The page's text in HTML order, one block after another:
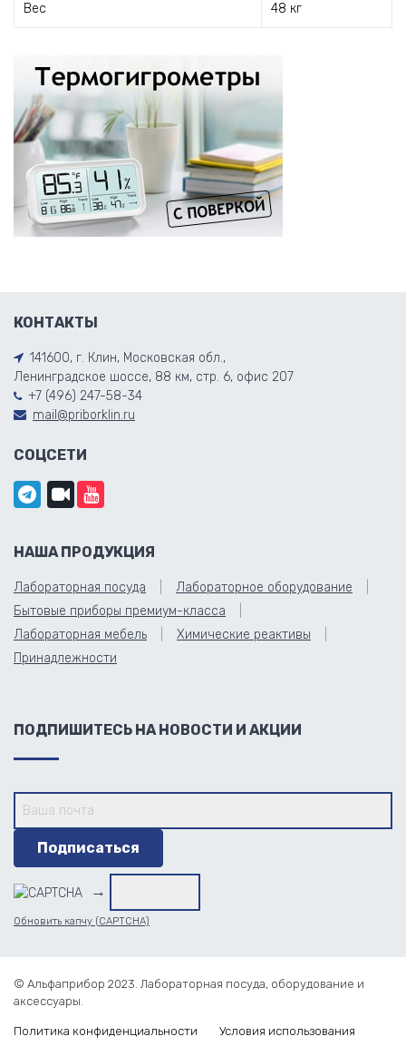
Вес 48 кг
КОНТАКТЫ
141600, г. Клин, Московская обл.,
Ленинградское шоссе, 88 км, стр. 6, офис 207
+7 (496) 247-58-34
mail@priborklin.ru
СОЦСЕТИ
НАША ПРОДУКЦИЯ
Лабораторная посуда
Лабораторное оборудование
Бытовые приборы премиум-класса
Лабораторная мебель
Химические реактивы
Принадлежности
ПОДПИШИТЕСЬ НА НОВОСТИ И АКЦИИ
→
Обновить капчу (CAPTCHA)
© Альфаприбор 2023. Лабораторная посуда, оборудование и
аксессуары.
Политика конфиденциальности Условия использования